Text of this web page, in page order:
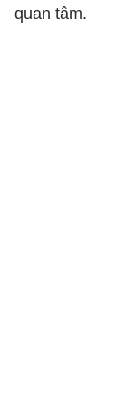
quan tâm.